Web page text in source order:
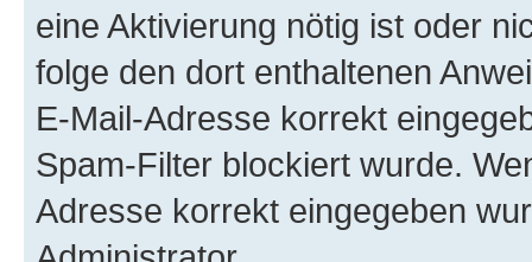
eine Aktivierung nötig ist oder
folge den dort enthaltenen
E-Mail-Adresse korrekt
Spam-Filter blockiert wurde.
Adresse korrekt eingegeben